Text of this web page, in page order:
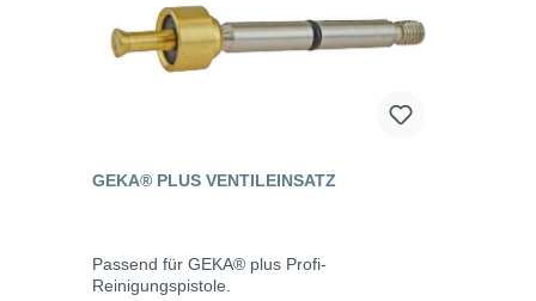
GEKA® PLUS VENTILEINSATZ
Passend für GEKA® plus Profi-
Reinigungspistole.